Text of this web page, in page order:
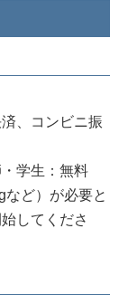
、コンビニ振
学生：無料
ど）が必要と
してくださ